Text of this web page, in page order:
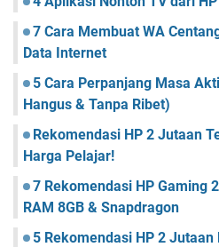
7 Cara Membuat WA
Data Internet
5 Cara Perpanjang Masa
Hangus & Tanpa Ribet)
Rekomendasi HP 2 Jutaan
Harga Pelajar!
7 Rekomendasi HP Gaming
RAM 8GB & Snapdragon
5 Rekomendasi HP 2